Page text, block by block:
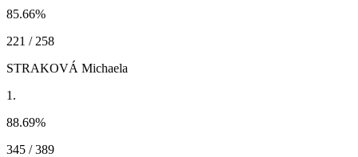
85.66%
221 / 258
STRAKOVÁ Michaela
1.
88.69%
345 / 389